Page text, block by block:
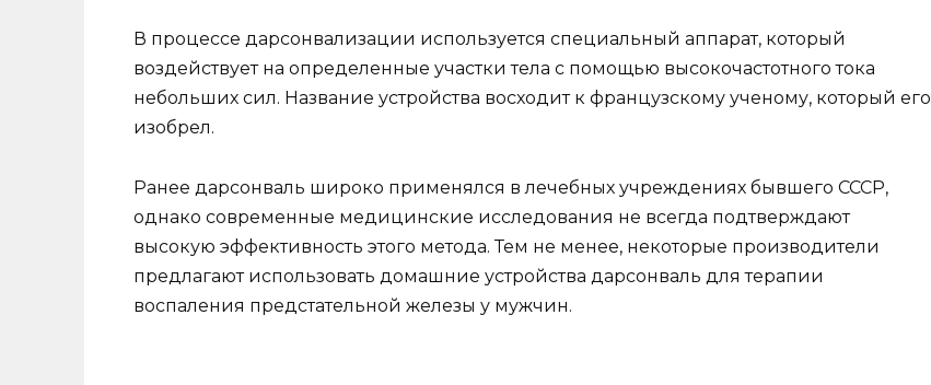
В процессе дарсонвализации используется специальный аппарат, который
воздействует на определенные участки тела с помощью высокочастотного тока
небольших сил. Название устройства восходит к французскому ученому, который его
изобрел.
Ранее дарсонваль широко применялся в лечебных учреждениях бывшего СССР,
однако современные медицинские исследования не всегда подтверждают
высокую эффективность этого метода. Тем не менее, некоторые производители
предлагают использовать домашние устройства дарсонваль для терапии
воспаления предстательной железы у мужчин.